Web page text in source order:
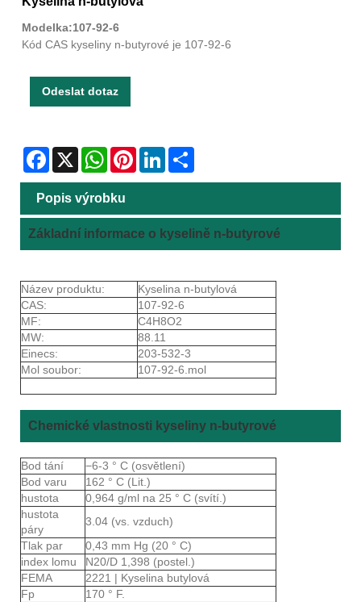
Modelka:107-92-6
Kód CAS kyseliny n-butyrové je 107-92-6
Odeslat dotaz
Facebook
X WhatsAppPinterestLinkedIn
Popis výrobku
Základní informace o kyselině n-butyrové
Název produktu:
Kyselina n-butylová
CAS:
107-92-6
MF:
C4H8O2
MW:
88.11
Einecs:
203-532-3
Mol soubor:
107-92-6.mol
Chemické vlastnosti kyseliny n-butyrové
Bod tání
−6-3 ° C (osvětlení)
Bod varu
162 ° C (Lit.)
hustota
0,964 g/ml na 25 ° C (svítí.)
hustota
páry
3.04 (vs. vzduch)
Tlak par
0,43 mm Hg (20 ° C)
index lomu
N20/D 1,398 (postel.)
FEMA
2221 | Kyselina butylová
Fp
170 ° F.